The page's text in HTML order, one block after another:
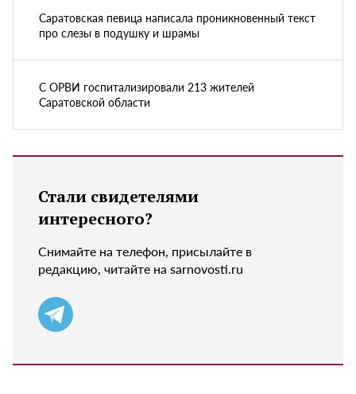
Саратовская певица написала проникновенный текст
про слезы в подушку и шрамы
С ОРВИ госпитализировали 213 жителей
Саратовской области
Стали свидетелями
интересного?
Снимайте на телефон, присылайте в
редакцию, читайте на sarnovosti.ru